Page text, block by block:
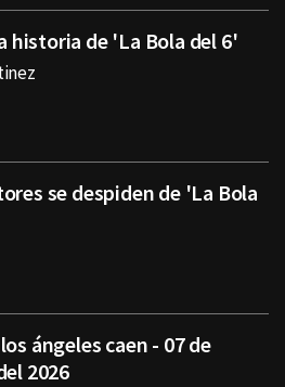
historia de 'La Bola del 6'
se despiden de 'La Bola
ángeles caen - 07 de
2026